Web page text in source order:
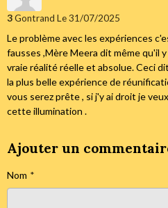
3Gontrand Le 31/07/2025
Le problème avec les expériences
fausses ,Mère Meera dit même qu'il
vraie réalité réelle et absolue. Ceci
la plus belle expérience de
vous serez prête , si j'y ai droit je
cette illumination .
Ajouter un
Nom